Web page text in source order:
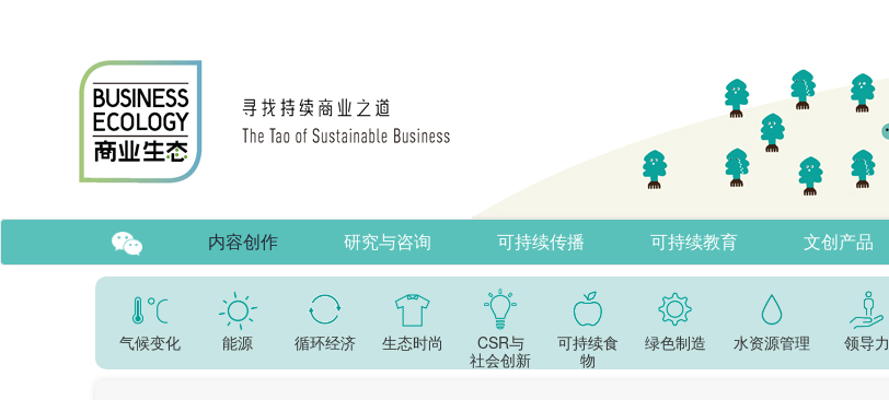
内容创作 研究与咨询 可持续传播 可持续教育 文创产品
气候变化 能源 循环经济 生态时尚
CSR与
社会创新
可持续食
物
绿色制造 水资源管理 领导力